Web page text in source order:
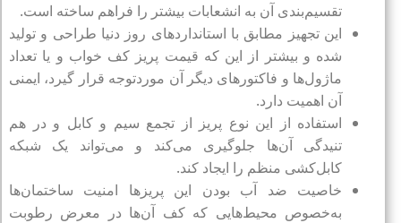
تقسیم‌بندی آن به انشعابات بیشتر را فراهم ساخته است.
این تجهیز مطابق با استانداردهای روز دنیا طراحی و تولید
شده و بیشتر از این که قیمت پریز کف خواب و یا تعداد
ماژول‌ها و فاکتورهای دیگر آن موردتوجه قرار گیرد، ایمنی
آن اهمیت دارد.
استفاده از این نوع پریز از تجمع سیم و کابل و در هم
تنیدگی آن‌ها جلوگیری می‌کند و می‌تواند یک شبکه
کابل‌کشی منظم را ایجاد کند.
خاصیت ضد آب بودن این پریزها امنیت ساختمان‌ها
به‌خصوص محیط‌هایی که کف آن‌ها در معرض رطوبت